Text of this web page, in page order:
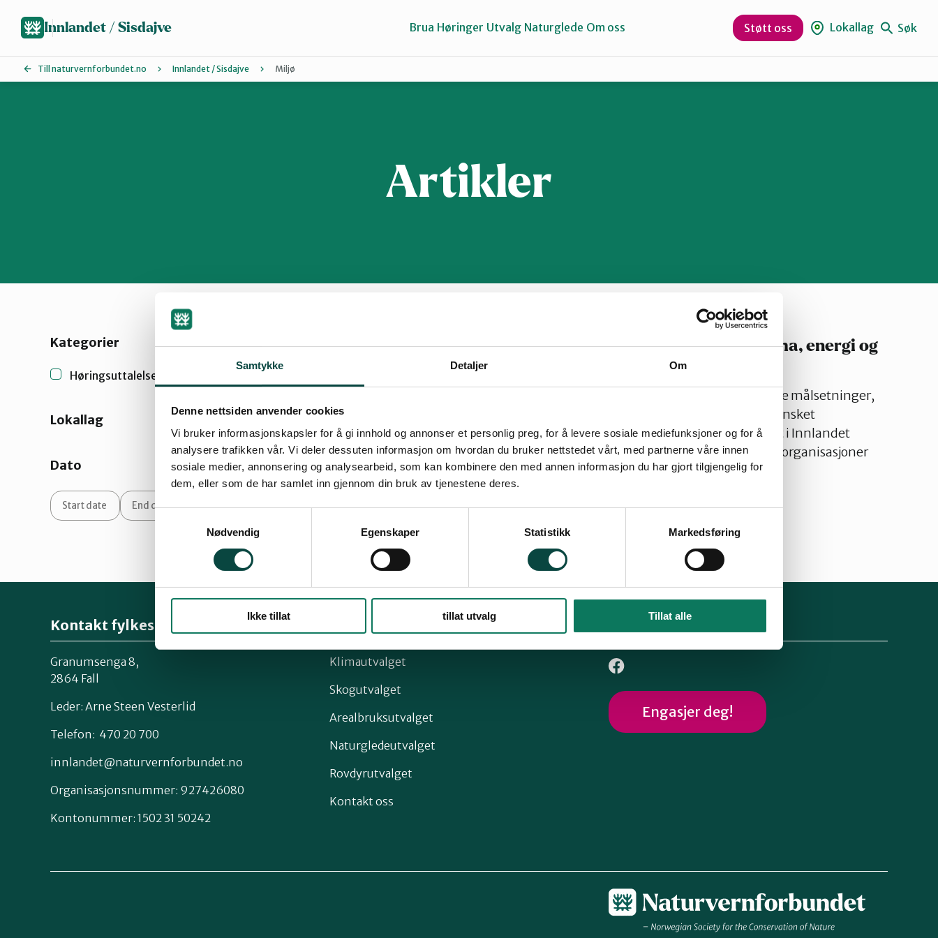
Samtykke Detaljer Om
Denne nettsiden anvender cookies
Vi bruker informasjonskapsler for å gi innhold og annonser et personlig preg, for å levere sosiale mediefunksjoner og for å
analysere trafikken vår. Vi deler dessuten informasjon om hvordan du bruker nettstedet vårt, med partnerne våre innen
sosiale medier, annonsering og analysearbeid, som kan kombinere den med annen informasjon du har gjort tilgjengelig for
dem, eller som de har samlet inn gjennom din bruk av tjenestene deres.
Nødvendig
Egenskaper Statistikk Markedsføring
Ikke tillat tillat utvalg Tillat alle
hovedinnhold
Gran og Lunner
Innlandet / Sisdajve Brua Høringer Utvalg Naturglede Om oss Støtt oss Lokallag Søk
Till naturvernforbundet.no Innlandet / Sisdajve Miljø
Artikler
Kategorier
Høringsuttalelser og brev
Lokallag
Dato
Høringsinnspill til regional plan for klima, energi og
miljø
Regional plan for klima, energi og miljø har ambisiøse målsetninger,
men mangler mye på å lage rammer og retning for ønsket
samfunnsutvikling i Innlandet. Naturvernforbundet i Innlandet
sendte innspill sammen med FNF Innlandet og flere organisasjoner
17.03.2023.
Kontakt fylkeslaget
Granumsenga 8,
2864 Fall
Leder: Arne Steen Vesterlid
Telefon: 470 20 700
innlandet@naturvernforbundet.no
Organisasjonsnummer: 927426080
Kontonummer: 1502 31 50242
Klimautvalget
Skogutvalget
Arealbruksutvalget
Naturgledeutvalget
Rovdyrutvalget
Kontakt oss
Følg oss
Engasjer deg!